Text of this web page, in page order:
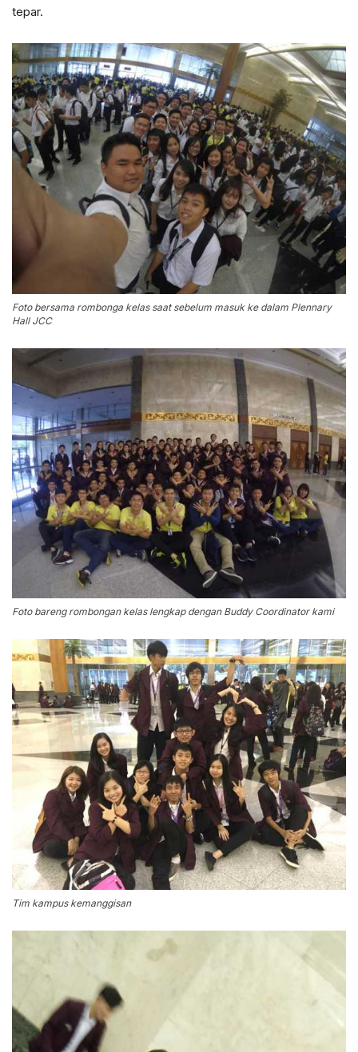
tepar.
Foto bersama rombonga kelas saat sebelum masuk ke dalam Plennary
Hall JCC
Foto bareng rombongan kelas lengkap dengan Buddy Coordinator kami
Tim kampus kemanggisan